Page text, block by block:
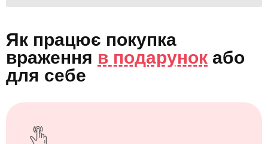
Як працює покупка
враження в подарунок або
для себе